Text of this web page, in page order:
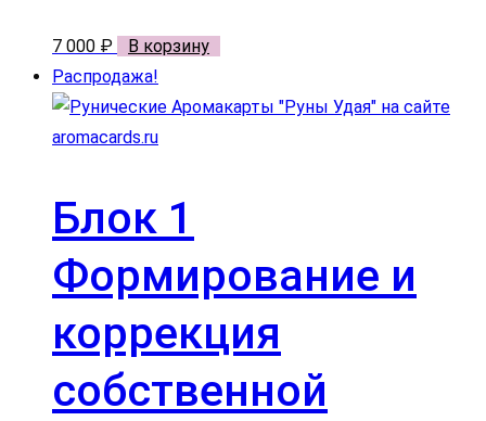
7 000 ₽
В корзину
Распродажа!
Блок 1
Формирование и
коррекция
собственной